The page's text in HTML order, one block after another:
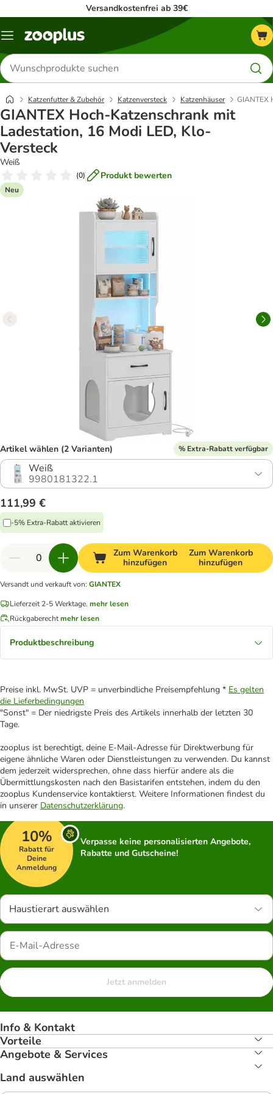
Versandkostenfrei ab 39€
Menü
Produkte
suchen
Katzenfutter & Zubehör Katzenversteck Katzenhäuser GIANTEX
GIANTEX Hoch-Katzenschrank mit
Ladestation, 16 Modi LED, Klo-
Versteck
Weiß
(0) Produkt bewerten
Neu
Artikel wählen (2 Varianten) % Extra-Rabatt verfügbar
Weiß
9980181322.1
111,99 €
-5% Extra-Rabatt aktivieren
Zum Warenkorb
hinzufügen
Zum Warenkorb
hinzufügen
Versandt und verkauft von: GIANTEX
Lieferzeit 2-5 Werktage. mehr lesen
Rückgaberechtmehr lesen
Produktbeschreibung
Preise inkl. MwSt. UVP = unverbindliche Preisempfehlung * Es gelten
die Lieferbedingungen
"Sonst" = Der niedrigste Preis des Artikels innerhalb der letzten 30
Tage.
zooplus ist berechtigt, deine E-Mail-Adresse für Direktwerbung für
eigene ähnliche Waren oder Dienstleistungen zu verwenden. Du kannst
dem jederzeit widersprechen, ohne dass hierfür andere als die
Übermittlungskosten nach den Basistarifen entstehen, indem du den
zooplus Kundenservice kontaktierst. Weitere Informationen findest du
in unserer Datenschutzerklärung.
10%
Rabatt für
Deine
Anmeldung
Verpasse keine personalisierten Angebote,
Rabatte und Gutscheine!
Haustierart auswählen
Jetzt anmelden
Info & Kontakt
Vorteile
Angebote & Services
Land auswählen